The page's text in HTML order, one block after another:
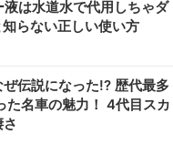
液は水道水で代用しちゃダ
らない正しい使い方
伝説になった!? 歴代最多
た名車の魅力！ 4代目スカ